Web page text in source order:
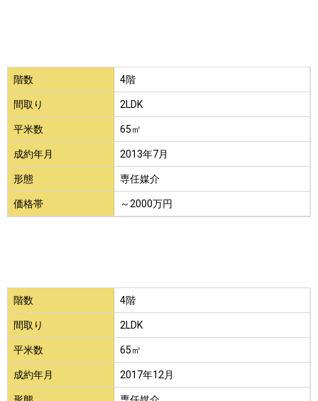
階数 4階
間取り 2LDK
平米数 65㎡
成約年月 2013年7月
形態 専任媒介
価格帯 ～2000万円
階数 4階
間取り 2LDK
平米数 65㎡
成約年月 2017年12月